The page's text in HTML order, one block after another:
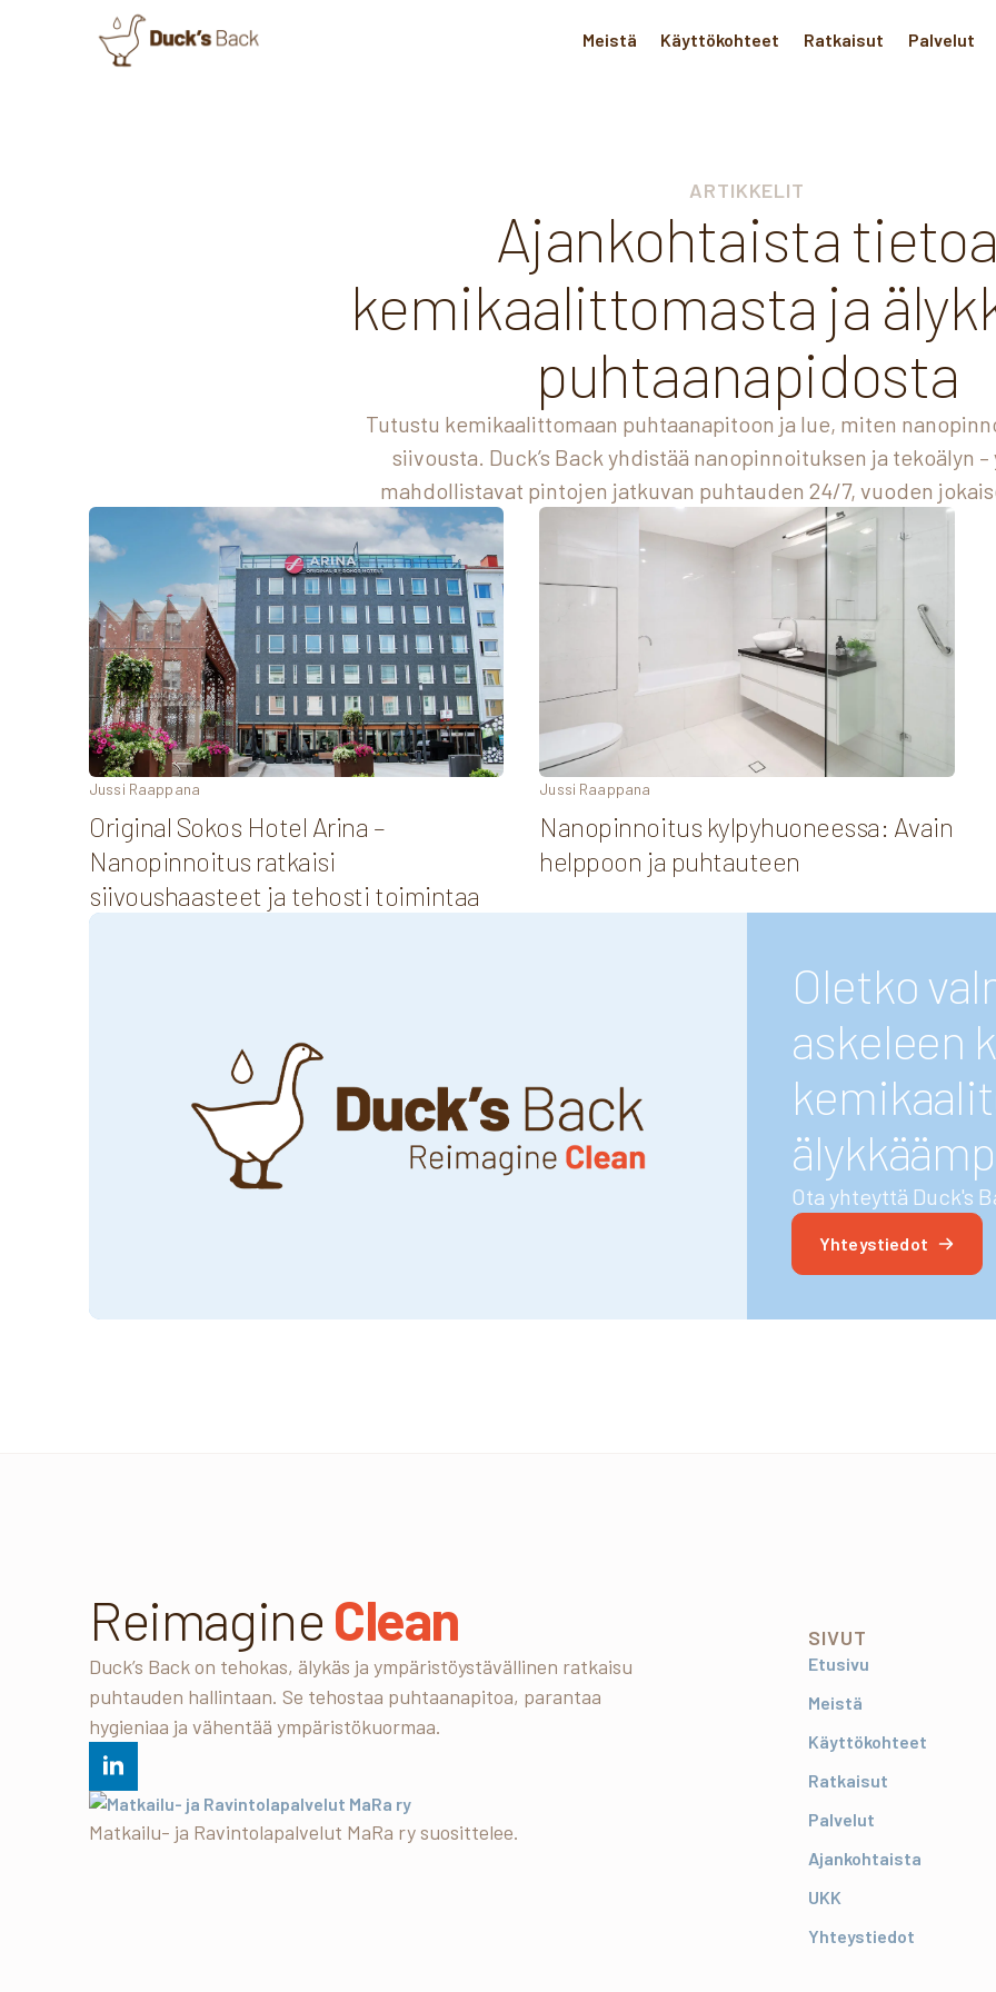
Meistä Käyttökohteet Ratkaisut Palvelut
ARTIKKELIT
Ajankohtaista tietoa
kemikaalittomasta ja
puhtaanapidosta
Tutustu kemikaalittomaan puhtaanapitoon ja lue, miten
siivousta. Duck’s Back yhdistää nanopinnoituksen ja tekoälyn –
mahdollistavat pintojen jatkuvan puhtauden 24/7, vuoden
Original Sokos Hotel Arina –
Nanopinnoitus ratkaisi
siivoushaasteet ja tehosti toimintaa
Jussi Raappana
Nanopinnoitus kylpyhuoneessa: Avain
helppoon ja puhtauteen
Jussi Raappana
Oletko
askeleen
Ota yhteyttä Duck's
Yhteystiedot
Reimagine Clean
Duck’s Back on tehokas, älykäs ja ympäristöystävällinen ratkaisu
puhtauden hallintaan. Se tehostaa puhtaanapitoa, parantaa
hygieniaa ja vähentää ympäristökuormaa.
Matkailu- ja Ravintolapalvelut MaRa ry suosittelee.
SIVUT
Etusivu
Meistä
Käyttökohteet
Ratkaisut
Palvelut
Ajankohtaista
UKK
Yhteystiedot